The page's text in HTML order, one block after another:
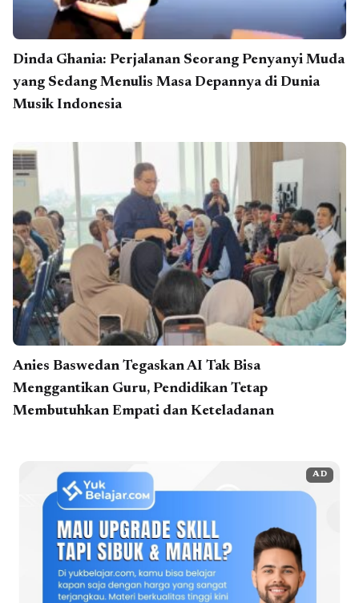
Dinda Ghania: Perjalanan Seorang Penyanyi Muda
yang Sedang Menulis Masa Depannya di Dunia
Musik Indonesia
Anies Baswedan Tegaskan AI Tak Bisa
Menggantikan Guru, Pendidikan Tetap
Membutuhkan Empati dan Keteladanan
AD